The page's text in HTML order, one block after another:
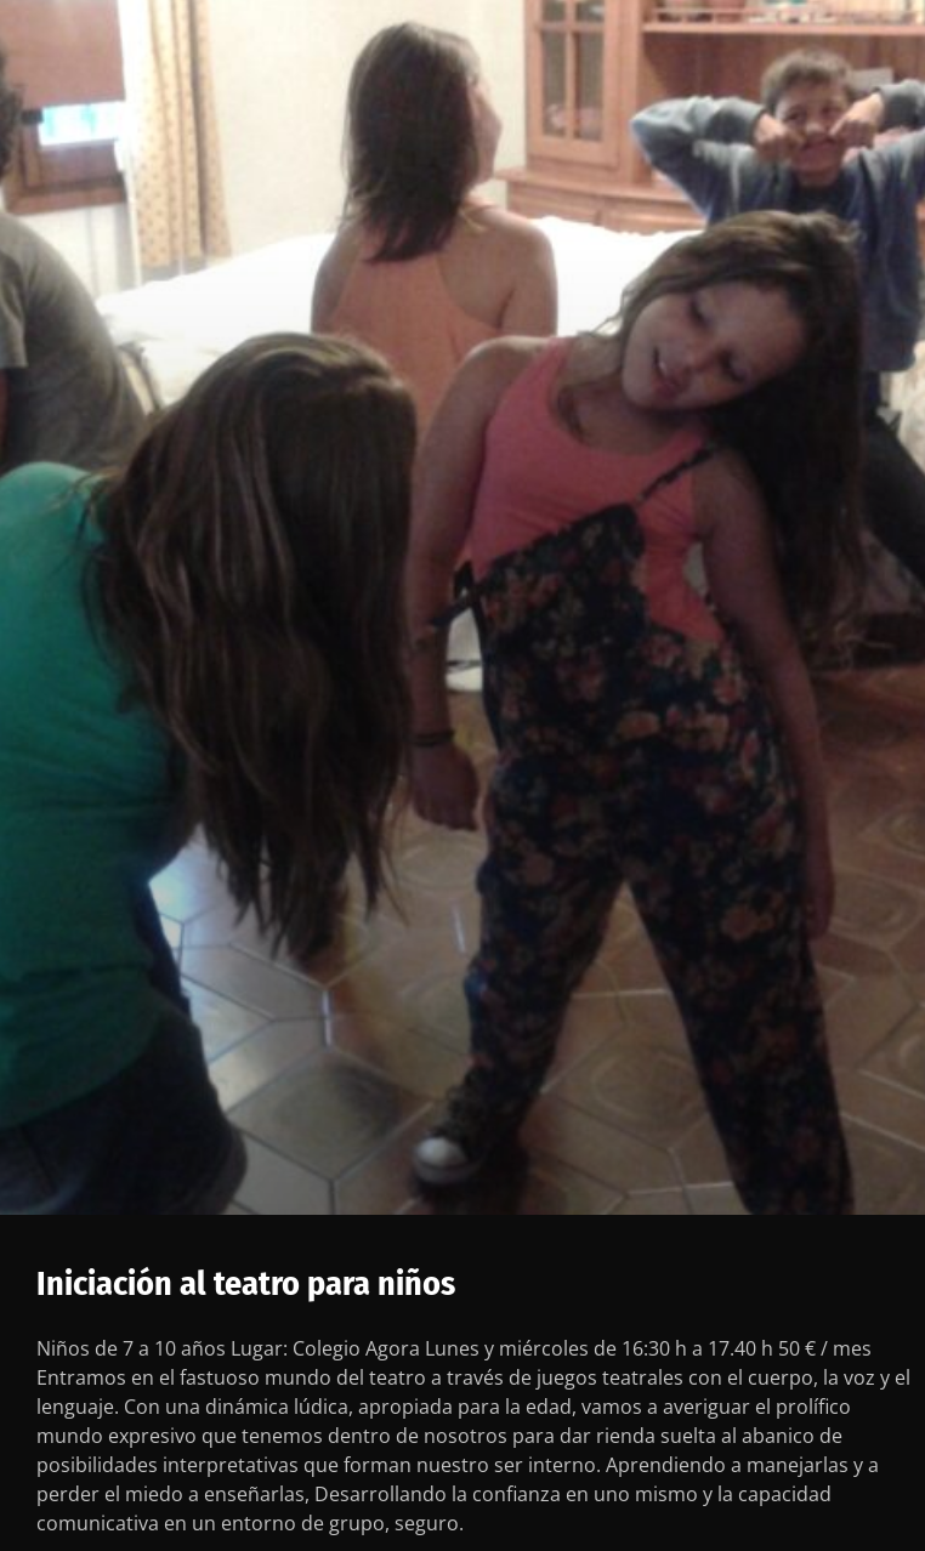
Iniciación al teatro para niños
Niños de 7 a 10 años Lugar: Colegio Agora Lunes y miércoles de 16:30 h a 17.40 h 50 € / mes
Entramos en el fastuoso mundo del teatro a través de juegos teatrales con el cuerpo, la voz y el
lenguaje. Con una dinámica lúdica, apropiada para la edad, vamos a averiguar el prolífico
mundo expresivo que tenemos dentro de nosotros para dar rienda suelta al abanico de
posibilidades interpretativas que forman nuestro ser interno. Aprendiendo a manejarlas y a
perder el miedo a enseñarlas, Desarrollando la confianza en uno mismo y la capacidad
comunicativa en un entorno de grupo, seguro.